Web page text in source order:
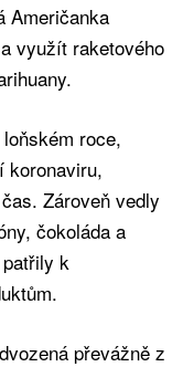
Američanka
využít raketového
roce,
koronaviru,
Zároveň vedly
čokoláda a
k
převážně z